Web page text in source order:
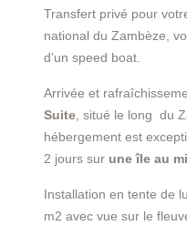
Transfert privé pour
national du Zambèze,
d’un speed boat.
Arrivée et
Suite , situé le long du
hébergement est
2 jours sur une île au
Installation en tente de
m2 avec vue sur le